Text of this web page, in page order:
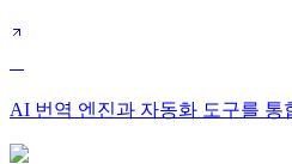
AI 번역 엔진과 자동화 도구를